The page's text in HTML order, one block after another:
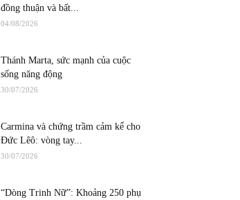
đồng thuận và bất...
04/08/2026
Thánh Marta, sức mạnh của cuộc
sống năng động
30/07/2026
Carmina và chứng trầm cảm kể cho
Đức Lêô: vòng tay...
30/07/2026
“Dòng Trinh Nữ”: Khoảng 250 phụ